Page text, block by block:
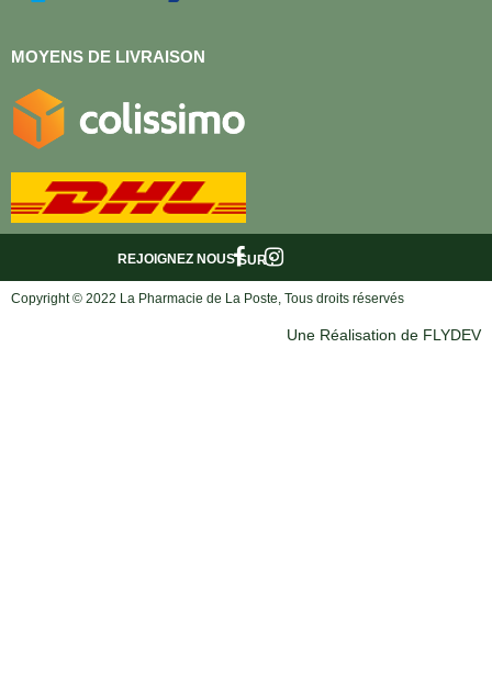
MOYENS DE LIVRAISON
SUR :
REJOIGNEZ NOUS
Copyright © 2022 La Pharmacie de La Poste, Tous droits réservés
Une Réalisation de FLYDEV